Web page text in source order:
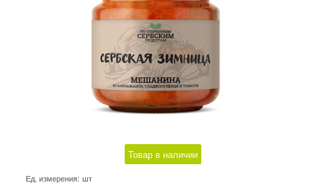
Товар в наличии
Ед. измерения: шт